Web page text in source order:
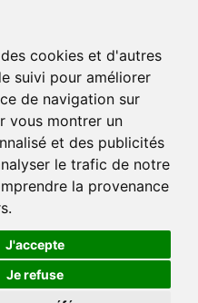
cookies et d'autres
suivi pour améliorer
de navigation sur
vous montrer un
et des publicités
le trafic de notre
la provenance
J'accepte
Je refuse
MODES DE LIVRAISON